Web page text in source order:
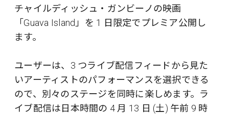
チャイルディッシュ・ガンビーノの映画
「Guava Island」を 1 日限定でプレミア公開し
ます。
ユーザーは、3 つライブ配信フィードから見た
いアーティストのパフォーマンスを選択できる
ので、別々のステージを同時に楽しめます。ラ
イブ配信は日本時間の 4 月 13 日 (土) 午前 9 時